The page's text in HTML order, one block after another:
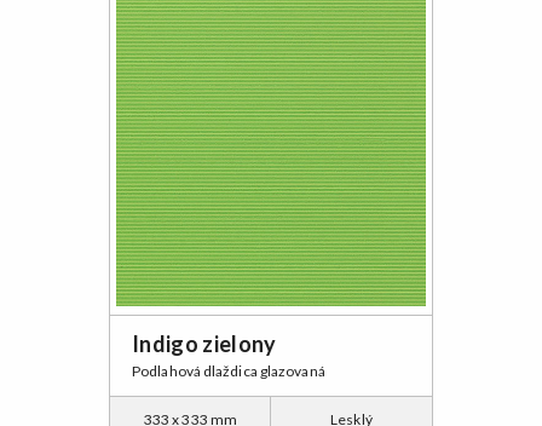
Indigo zielony
Podlahová dlaždica glazovaná
333 x 333 mm Lesklý